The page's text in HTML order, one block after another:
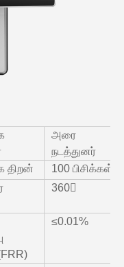
அரை
நடத்துனர்
திறன்
100 பிசிக்கள்
360〫
≤0.01%